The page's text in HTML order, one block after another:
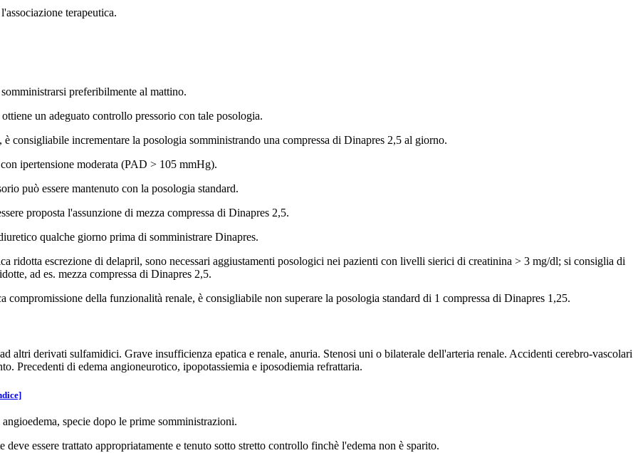
terapeutica.
preferibilmente al mattino.
un adeguato controllo pressorio con tale posologia.
consigliabile incrementare la posologia somministrando una compressa di Dinapres 2,5 al giorno.
ipertensione moderata (PAD > 105 mmHg).
può essere mantenuto con la posologia standard.
proposta l'assunzione di mezza compressa di Dinapres 2,5.
qualche giorno prima di somministrare Dinapres.
ridotta escrezione di delapril, sono necessari aggiustamenti posologici nei pazienti con livelli sierici di creatinina > 3 mg/dl; si consiglia di
ad es. mezza compressa di Dinapres 2,5.
della funzionalità renale, è consigliabile non superare la posologia standard di 1 compressa di Dinapres 1,25.
altri derivati sulfamidici. Grave insufficienza epatica e renale, anuria. Stenosi uni o bilaterale dell'arteria renale. Accidenti cerebro-vascolari
Precedenti di edema angioneurotico, ipopotassiemia e iposodiemia refrattaria.
specie dopo le prime somministrazioni.
essere trattato appropriatamente e tenuto sotto stretto controllo finchè l'edema non è sparito.